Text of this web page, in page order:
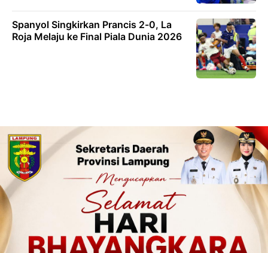
Spanyol Singkirkan Prancis 2-0, La
Roja Melaju ke Final Piala Dunia 2026